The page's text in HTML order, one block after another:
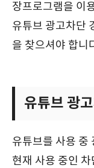
장프로그램을 이
유튜브 광고차단
을 찾으셔야 합니
유튜브 광
유튜브를 사용 중
현재 사용 중인